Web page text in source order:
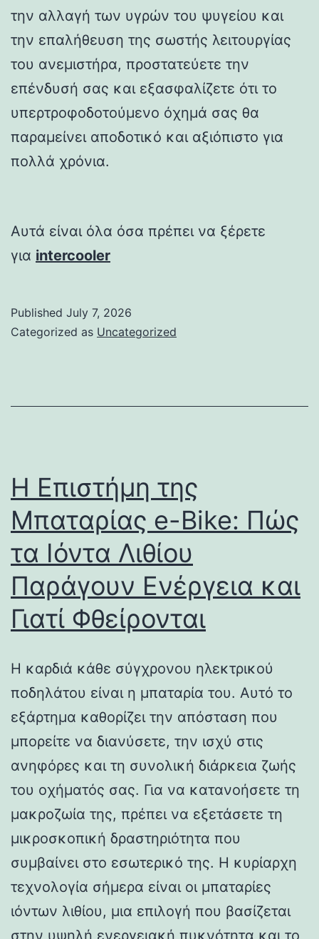
την αλλαγή των υγρών του ψυγείου και
την επαλήθευση της σωστής λειτουργίας
του ανεμιστήρα, προστατεύετε την
επένδυσή σας και εξασφαλίζετε ότι το
υπερτροφοδοτούμενο όχημά σας θα
παραμείνει αποδοτικό και αξιόπιστο για
πολλά χρόνια.
Αυτά είναι όλα όσα πρέπει να ξέρετε
για intercooler
Published July 7, 2026
Categorized as Uncategorized
Η Επιστήμη της
Μπαταρίας e-Bike: Πώς
τα Ιόντα Λιθίου
Παράγουν Ενέργεια και
Γιατί Φθείρονται
Η καρδιά κάθε σύγχρονου ηλεκτρικού
ποδηλάτου είναι η μπαταρία του. Αυτό το
εξάρτημα καθορίζει την απόσταση που
μπορείτε να διανύσετε, την ισχύ στις
ανηφόρες και τη συνολική διάρκεια ζωής
του οχήματός σας. Για να κατανοήσετε τη
μακροζωία της, πρέπει να εξετάσετε τη
μικροσκοπική δραστηριότητα που
συμβαίνει στο εσωτερικό της. Η κυρίαρχη
τεχνολογία σήμερα είναι οι μπαταρίες
ιόντων λιθίου, μια επιλογή που βασίζεται
στην υψηλή ενεργειακή πυκνότητα και το